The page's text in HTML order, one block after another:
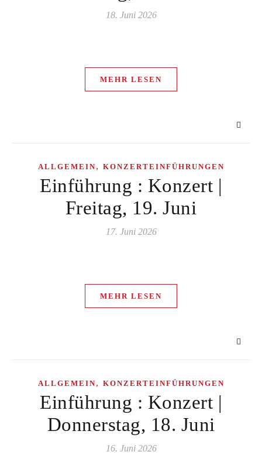
18. Juni 2026
MEHR LESEN
ALLGEMEIN, KONZERTEINFÜHRUNGEN
Einführung : Konzert |
Freitag, 19. Juni
17. Juni 2026
MEHR LESEN
ALLGEMEIN, KONZERTEINFÜHRUNGEN
Einführung : Konzert |
Donnerstag, 18. Juni
16. Juni 2026